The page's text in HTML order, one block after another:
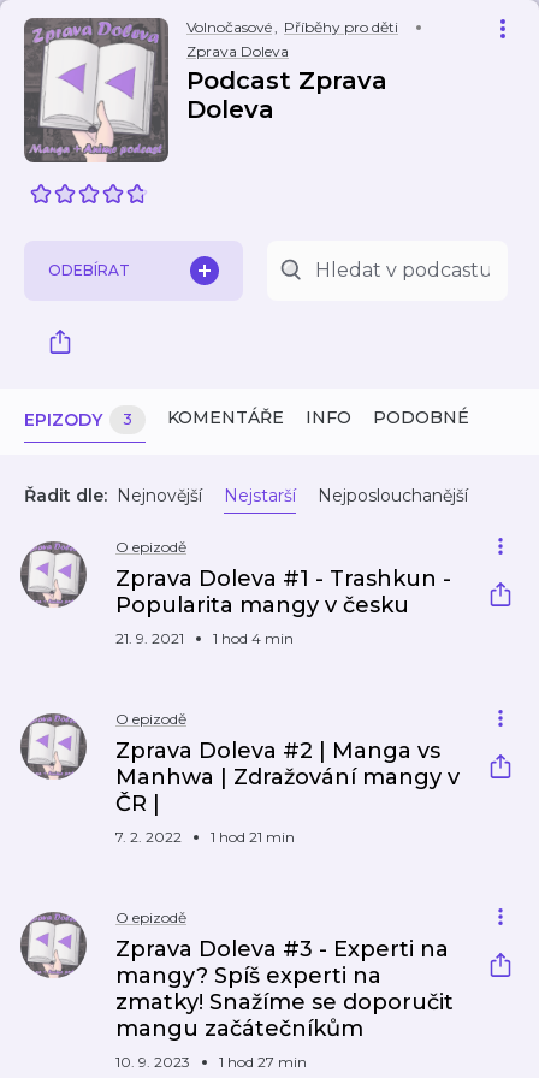
Volnočasové, Příběhy pro děti
Zprava Doleva
Podcast Zprava
Doleva
ODEBÍRAT
EPIZODY 3 KOMENTÁŘE INFO PODOBNÉ
Řadit dle: Nejnovější Nejstarší Nejposlouchanější
O epizodě
Zprava Doleva #1 - Trashkun -
Popularita mangy v česku
21. 9. 2021 1 hod 4 min
O epizodě
Zprava Doleva #2 | Manga vs
Manhwa | Zdražování mangy v
ČR |
7. 2. 2022 1 hod 21 min
O epizodě
Zprava Doleva #3 - Experti na
mangy? Spíš experti na
zmatky! Snažíme se doporučit
mangu začátečníkům
10. 9. 2023 1 hod 27 min